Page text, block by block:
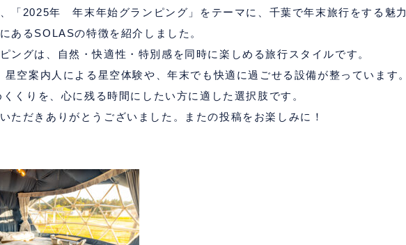
「 2025年 年末年始グランピング」をテーマに、千葉で年末旅行をする魅力
ある SOLASの特徴を紹介しました。
グは、自然・快適性・特別感を同時に楽しめる旅行スタイルです。
星空案内人による星空体験や、年末でも快適に過ごせる設備が整っています。
くりを、心に残る時間にしたい方に適した選択肢です。
ただきありがとうございました。またの投稿をお楽しみに！